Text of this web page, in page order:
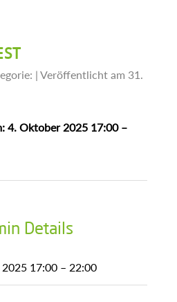
| Veröffentlicht am 31.
4. Oktober 2025 17:00 –
Details
17:00– 22:00